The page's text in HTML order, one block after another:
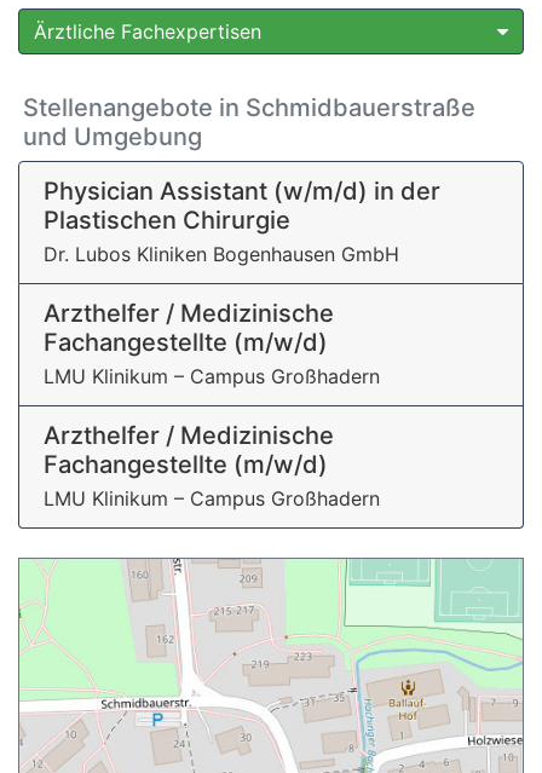
Ärztliche Fachexpertisen
Stellenangebote in Schmidbauerstraße
und Umgebung
Physician Assistant (w/m/d) in der
Plastischen Chirurgie
Dr. Lubos Kliniken Bogenhausen GmbH
Arzthelfer / Medizinische
Fachangestellte (m/w/d)
LMU Klinikum – Campus Großhadern
Arzthelfer / Medizinische
Fachangestellte (m/w/d)
LMU Klinikum – Campus Großhadern